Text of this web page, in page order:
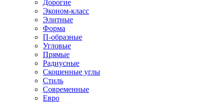
Дорогие
Эконом-класс
Элитные
Форма
П-образные
Угловые
Прямые
Радиусные
Скошенные углы
Стиль
Современные
Евро